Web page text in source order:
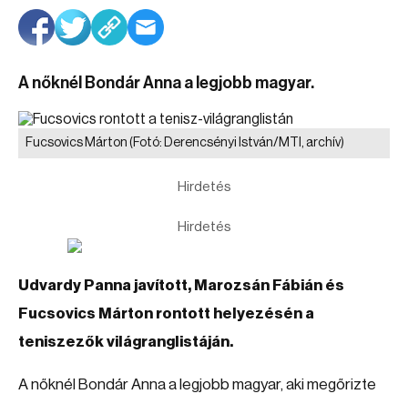
A nőknél Bondár Anna a legjobb magyar.
Fucsovics Márton (Fotó: Derencsényi István/MTI, archív)
Hirdetés
Hirdetés
Udvardy Panna javított, Marozsán Fábián és
Fucsovics Márton rontott helyezésén a
teniszezők világranglistáján.
A nőknél Bondár Anna a legjobb magyar, aki megőrizte